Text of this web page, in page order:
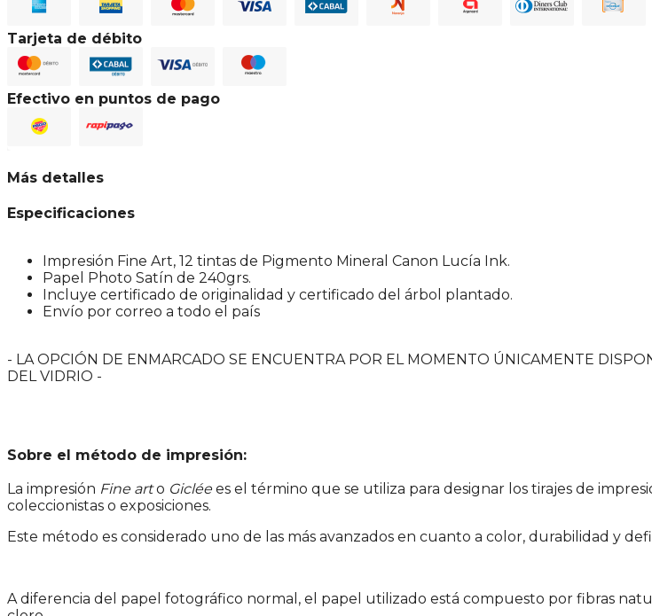
American ExpressTarjeta Shopping
Mastercard Argencard Diners
Tarjeta de débito
Mastercard Débito
Cabal DébitoVisa Débito
Efectivo en puntos de pago
Pago Fácil
Más detalles
Especificaciones
Impresión Fine Art, 12 tintas de Pigmento Mineral Canon Lucía Ink.
Papel Photo Satín de 240grs.
Incluye certificado de originalidad y certificado del árbol plantado.
Envío por correo a todo el país
- LA OPCIÓN DE ENMARCADO SE ENCUENTRA POR EL MOMENTO ÚNICAMENTE
DEL VIDRIO -
Sobre el método de impresión:
La impresión Fine arto Gicléees el término que se utiliza para designar los tirajes de
coleccionistas o exposiciones.
Este método es considerado uno de las más avanzados en cuanto a color, durabilidad y
A diferencia del papel fotográfico normal, el papel utilizado está compuesto por fibras